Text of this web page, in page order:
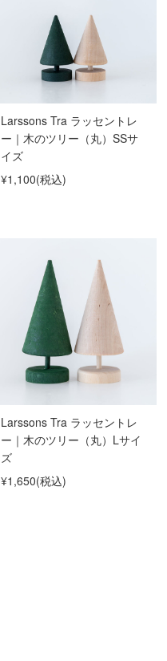
Larssons Tra ラッセントレ
ー｜木のツリー（丸）SSサ
イズ
¥1,100(税込)
Larssons Tra ラッセントレ
ー｜木のツリー（丸）Lサイ
ズ
¥1,650(税込)